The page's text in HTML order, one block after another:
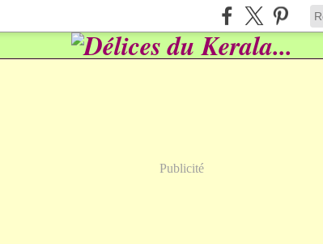
Publicité